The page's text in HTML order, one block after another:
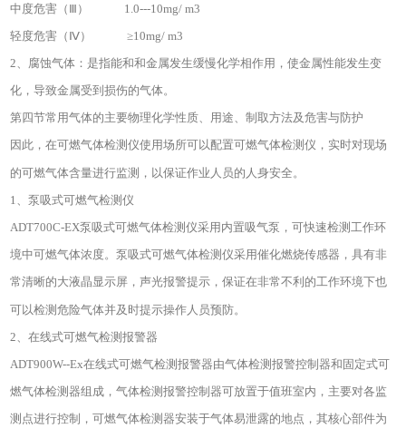
中度危害（Ⅲ） 1.0---10mg/ m3
轻度危害（Ⅳ） ≥10mg/ m3
2、腐蚀气体：是指能和和金属发生缓慢化学相作用，使金属性能发生变
化，导致金属受到损伤的气体。
第四节常用气体的主要物理化学性质、用途、制取方法及危害与防护
因此，在可燃气体检测仪使用场所可以配置可燃气体检测仪，实时对现场
的可燃气体含量进行监测，以保证作业人员的人身安全。
1、泵吸式可燃气检测仪
ADT700C-EX泵吸式可燃气体检测仪采用内置吸气泵，可快速检测工作环
境中可燃气体浓度。泵吸式可燃气体检测仪采用催化燃烧传感器，具有非
常清晰的大液晶显示屏，声光报警提示，保证在非常不利的工作环境下也
可以检测危险气体并及时提示操作人员预防。
2、在线式可燃气检测报警器
ADT900W--Ex在线式可燃气检测报警器由气体检测报警控制器和固定式可
燃气体检测器组成，气体检测报警控制器可放置于值班室内，主要对各监
测点进行控制，可燃气体检测器安装于气体易泄露的地点，其核心部件为